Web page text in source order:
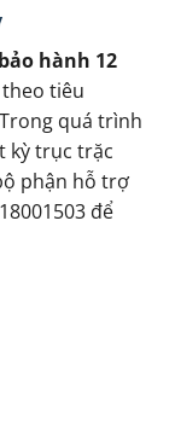
bảo hành 12
theo tiêu
quá trình
kỳ trục trặc
phận hỗ trợ
để